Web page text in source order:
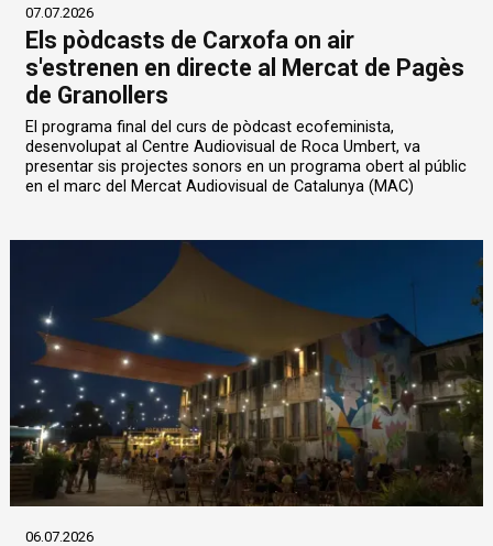
07.07.2026
Els pòdcasts de Carxofa on air
s'estrenen en directe al Mercat de Pagès
de Granollers
El programa final del curs de pòdcast ecofeminista,
desenvolupat al Centre Audiovisual de Roca Umbert, va
presentar sis projectes sonors en un programa obert al públic
en el marc del Mercat Audiovisual de Catalunya (MAC)
06.07.2026